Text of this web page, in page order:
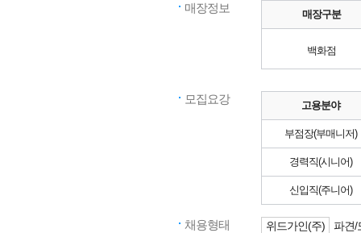
매장정보 매장구분
백화점
모집요강 고용분야
부점장(부매니저)
경력직(시니어)
신입직(주니어)
채용형태 위드가인(주) 파견/